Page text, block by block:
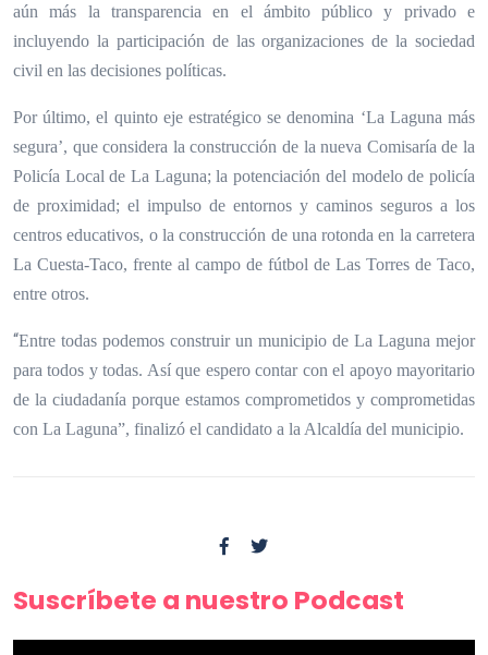
aún más la transparencia en el ámbito público y privado e
incluyendo la participación de las organizaciones de la sociedad
civil en las decisiones políticas.
Por último, el quinto eje estratégico se denomina ‘La Laguna más
segura’, que considera la construcción de la nueva Comisaría de la
Policía Local de La Laguna; la potenciación del modelo de policía
de proximidad; el impulso de entornos y caminos seguros a los
centros educativos, o la construcción de una rotonda en la carretera
La Cuesta-Taco, frente al campo de fútbol de Las Torres de Taco,
entre otros.
“Entre todas podemos construir un municipio de La Laguna mejor
para todos y todas. Así que espero contar con el apoyo mayoritario
de la ciudadanía porque estamos comprometidos y comprometidas
con La Laguna”, finalizó el candidato a la Alcaldía del municipio.
Suscríbete a nuestro Podcast